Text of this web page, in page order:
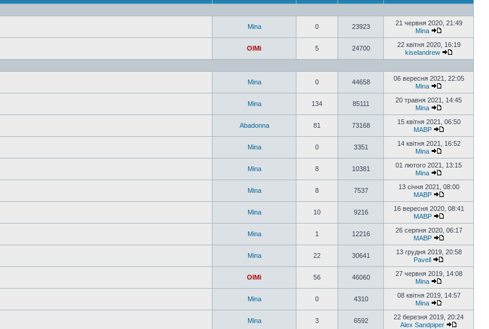
Mina 0 23923
21 червня 2020, 21:49
Mina
OlMi 5 24700
22 квітня 2020, 16:19
kiselandrew
Mina 0 44658
06 вересня 2021, 22:05
Mina
Mina 134 85111
20 травня 2021, 14:45
Mina
Abadonna 81 73168
15 квітня 2021, 06:50
MABP
Mina 0 3351
14 квітня 2021, 16:52
Mina
Mina 8 10381
01 лютого 2021, 13:15
Mina
Mina 8 7537
13 січня 2021, 08:00
MABP
Mina 10 9216
16 вересня 2020, 08:41
MABP
Mina 1 12216
26 серпня 2020, 06:17
MABP
Mina 22 30641
13 грудня 2019, 20:58
Pavell
OlMi 56 46060
27 червня 2019, 14:08
Mina
Mina 0 4310
08 квітня 2019, 14:57
Mina
Mina 3 6592
22 березня 2019, 20:24
Alex Sandpiper